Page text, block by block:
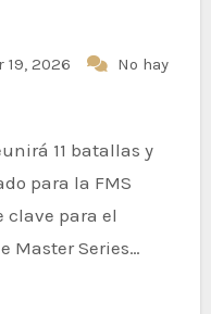
19, 2026
No hay
para la FMS
para el
Master Series…